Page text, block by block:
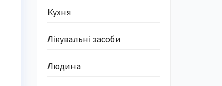
Кухня
Лікувальні засоби
Людина